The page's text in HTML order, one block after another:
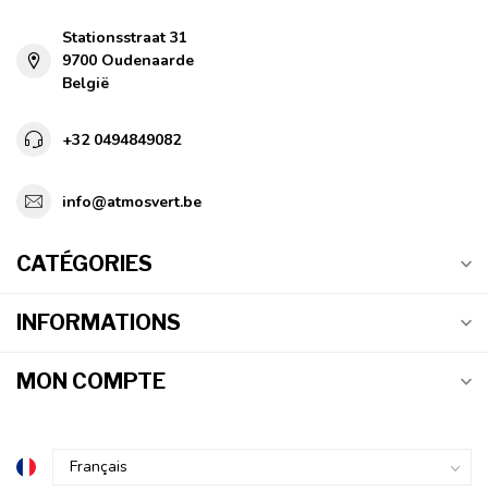
Stationsstraat 31
9700 Oudenaarde
België
+32 0494849082
info@atmosvert.be
CATÉGORIES
INFORMATIONS
MON COMPTE